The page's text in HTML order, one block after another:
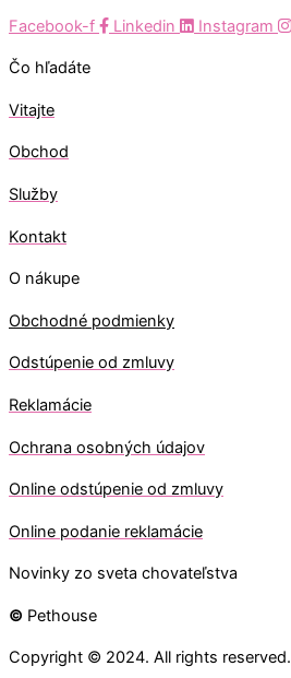
Facebook-f Linkedin Instagram
Čo hľadáte
Vitajte
Obchod
Služby
Kontakt
O nákupe
Obchodné podmienky
Odstúpenie od zmluvy
Reklamácie
Ochrana osobných údajov
Online odstúpenie od zmluvy
Online podanie reklamácie
Novinky zo sveta chovateľstva
© Pethouse
Copyright © 2024. All rights reserved.